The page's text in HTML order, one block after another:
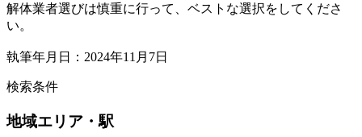
解体業者選びは慎重に行って、ベストな選択をしてくださ
い。
執筆年月日：2024年11月7日
検索条件
地域エリア・駅